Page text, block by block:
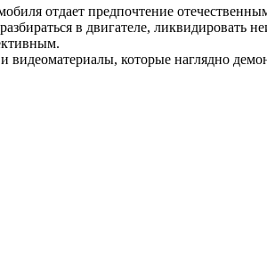
отдает предпочтение
в двигателе, ликвидировать
видеоматериалы, которые наглядно